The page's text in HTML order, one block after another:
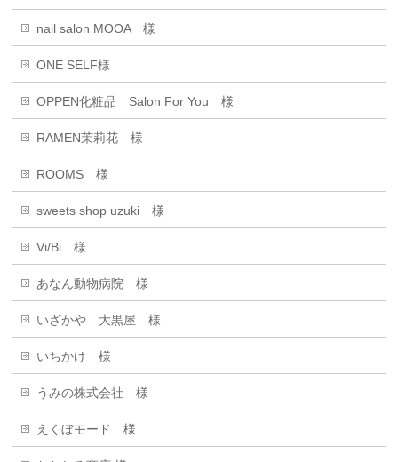
nail salon MOOA 様
ONE SELF様
OPPEN化粧品 Salon For You 様
RAMEN茉莉花 様
ROOMS 様
sweets shop uzuki 様
Vi/Bi 様
あなん動物病院 様
いざかや 大黒屋 様
いちかけ 様
うみの株式会社 様
えくぼモード 様